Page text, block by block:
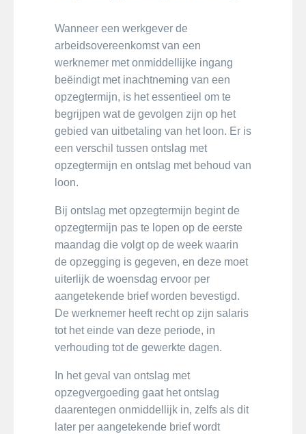
Wanneer een werkgever de
arbeidsovereenkomst van een
werknemer met onmiddellijke ingang
beëindigt met inachtneming van een
opzegtermijn, is het essentieel om te
begrijpen wat de gevolgen zijn op het
gebied van uitbetaling van het loon. Er is
een verschil tussen ontslag met
opzegtermijn en ontslag met behoud van
loon.
Bij ontslag met opzegtermijn begint de
opzegtermijn pas te lopen op de eerste
maandag die volgt op de week waarin
de opzegging is gegeven, en deze moet
uiterlijk de woensdag ervoor per
aangetekende brief worden bevestigd.
De werknemer heeft recht op zijn salaris
tot het einde van deze periode, in
verhouding tot de gewerkte dagen.
In het geval van ontslag met
opzegvergoeding gaat het ontslag
daarentegen onmiddellijk in, zelfs als dit
later per aangetekende brief wordt